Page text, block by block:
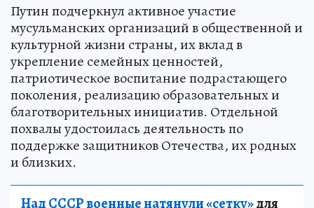
Путин подчеркнул активное участие
мусульманских организаций в общественной и
культурной жизни страны, их вклад в
укрепление семейных ценностей,
патриотическое воспитание подрастающего
поколения, реализацию образовательных и
благотворительных инициатив. Отдельной
похвалы удостоилась деятельность по
поддержке защитников Отечества, их родных
и близких.
Над СССР военные натянули «сетку»для